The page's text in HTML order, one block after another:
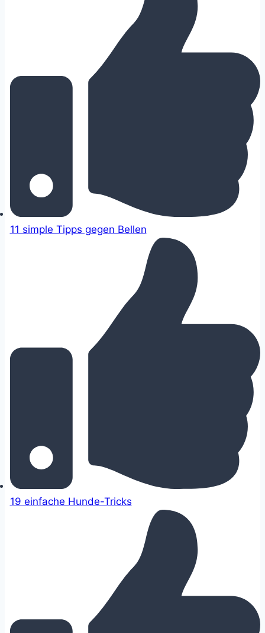
11 simple Tipps gegen Bellen
19 einfache Hunde-Tricks